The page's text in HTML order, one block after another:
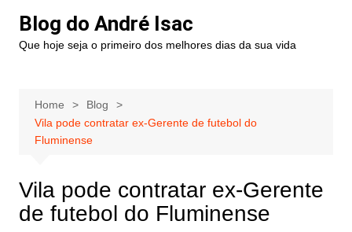
Blog do André Isac
Que hoje seja o primeiro dos melhores dias da sua vida
Home
Blog
Vila pode contratar ex-Gerente de futebol do
Fluminense
Vila pode contratar ex-Gerente
de futebol do Fluminense